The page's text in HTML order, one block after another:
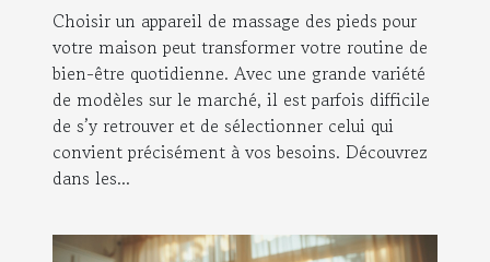
Choisir un appareil de massage des pieds pour
votre maison peut transformer votre routine de
bien-être quotidienne. Avec une grande variété
de modèles sur le marché, il est parfois difficile
de s’y retrouver et de sélectionner celui qui
convient précisément à vos besoins. Découvrez
dans les...